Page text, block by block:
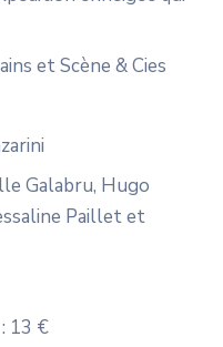
et Scène & Cies
Galabru, Hugo
Paillet et
13 €